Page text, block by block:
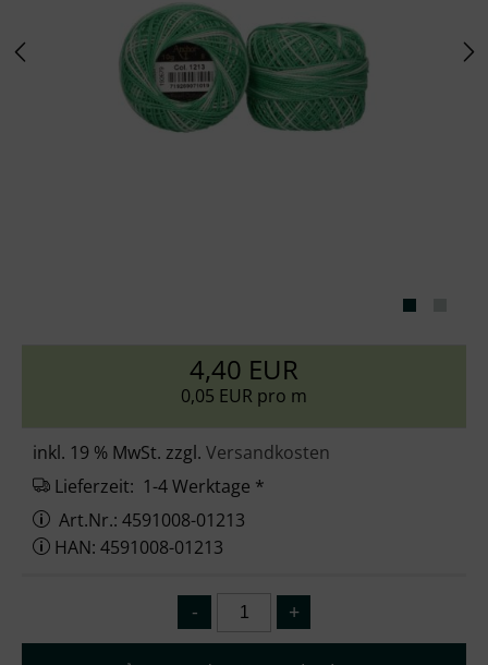
4,40 EUR
0,05 EUR pro m
inkl. 19 % MwSt. zzgl. Versandkosten
Lieferzeit: 1-4 Werktage *
Art.Nr.: 4591008-01213
HAN: 4591008-01213